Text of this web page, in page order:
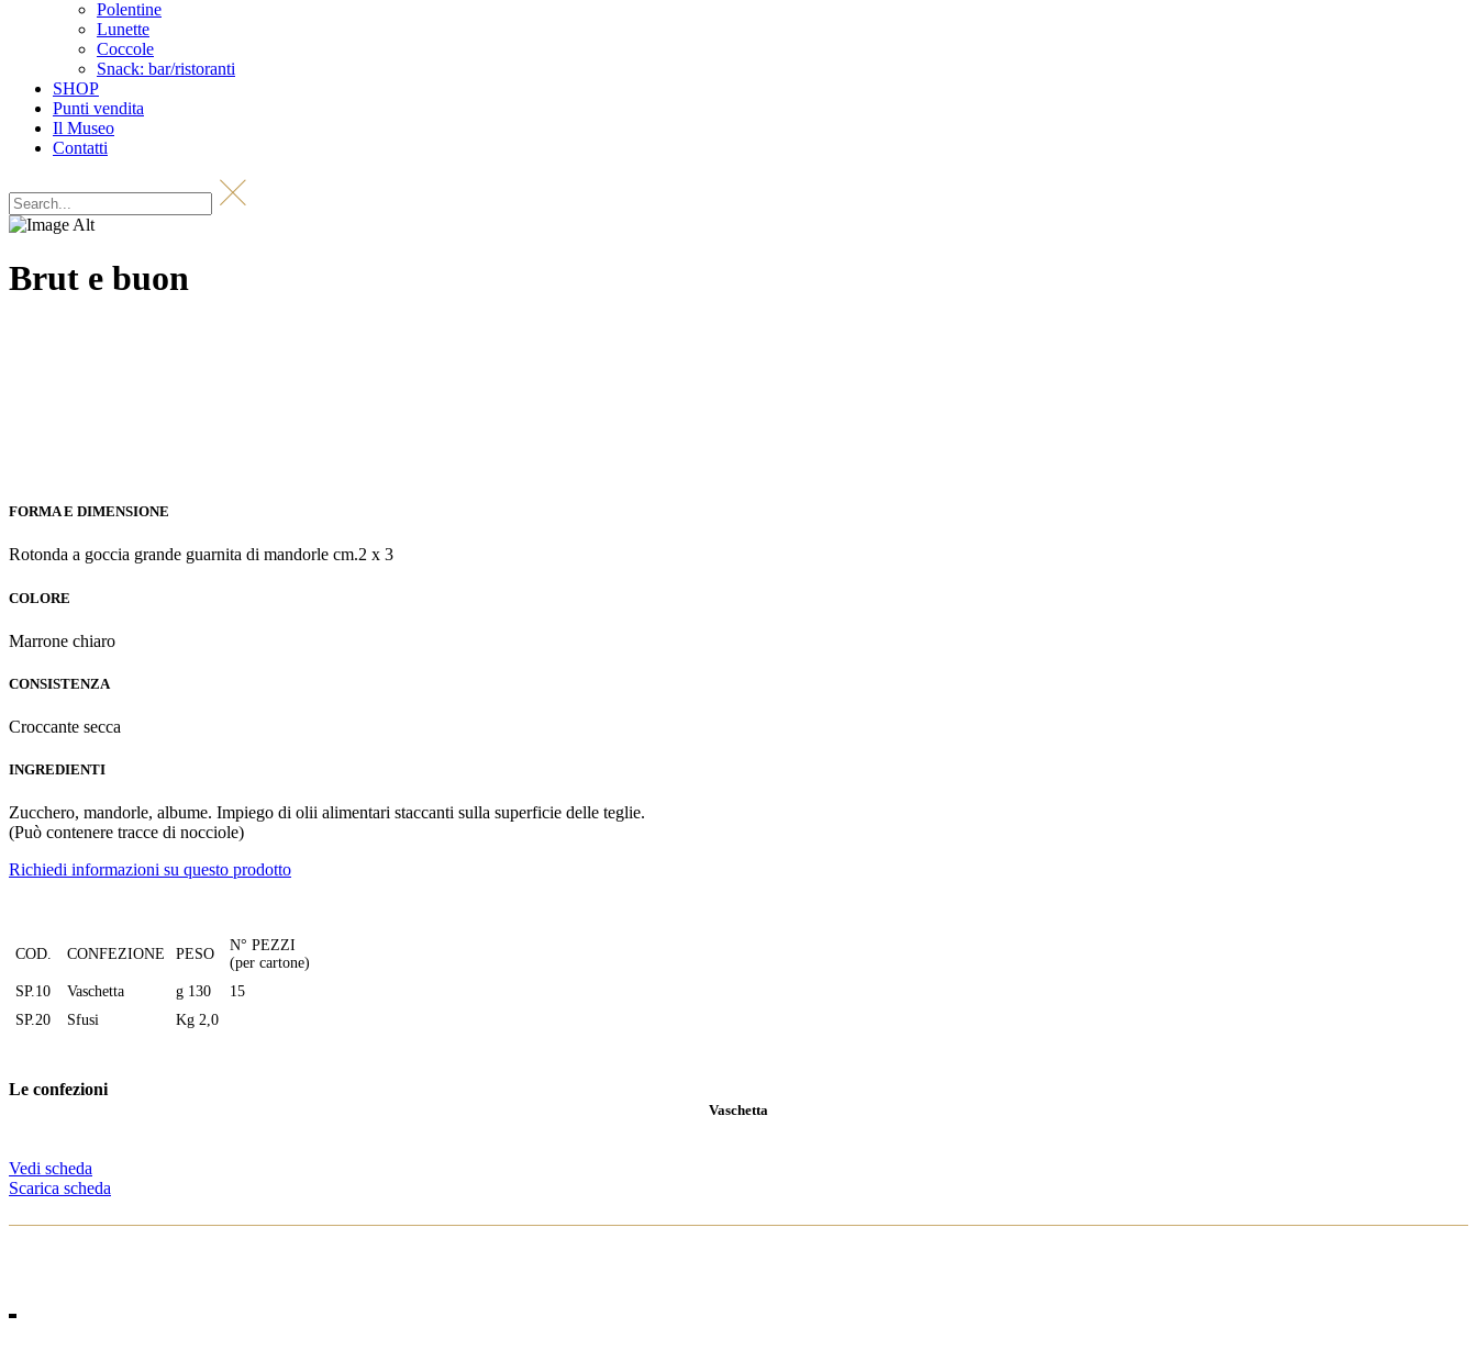
Polentine
Lunette
Coccole
Snack: bar/ristoranti
SHOP
Punti vendita
Il Museo
Contatti
Brut e buon
FORMA E DIMENSIONE
Rotonda a goccia grande guarnita di mandorle cm.2 x 3
COLORE
Marrone chiaro
CONSISTENZA
Croccante secca
INGREDIENTI
Zucchero, mandorle, albume. Impiego di olii alimentari staccanti sulla superficie delle teglie.
(Può contenere tracce di nocciole)
Richiedi informazioni su questo prodotto
COD. CONFEZIONE PESO
N° PEZZI
(per cartone)
SP.10
Vaschetta g 130
15
SP.20
Sfusi Kg 2,0
Le confezioni
Vaschetta
Vedi scheda
Scarica scheda